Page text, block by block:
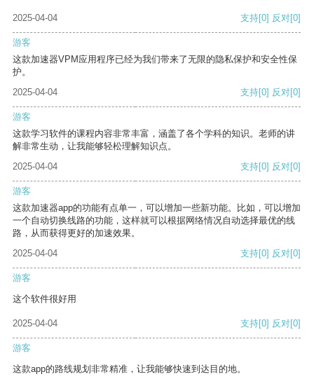
2025-04-04 支持[0] 反对[0]
游客
这款加速器VPM应用程序已经为我们带来了无限的隐私保护和安全性保
护。
2025-04-04
支持[0] 反对[0]
游客
这款学习软件的课程内容非常丰富，涵盖了各个学科的知识。老师的讲
解非常生动，让我能够轻松理解知识点。
2025-04-04
支持[0] 反对[0]
游客
这款加速器app的功能有点单一，可以增加一些新功能。比如，可以增加
一个自动切换线路的功能，这样就可以根据网络情况自动选择最优的线
路，从而获得更好的加速效果。
2025-04-04
支持[0] 反对[0]
游客
这个软件很好用
2025-04-04 支持[0] 反对[0]
游客
这款app的路线规划非常精准，让我能够快速到达目的地。